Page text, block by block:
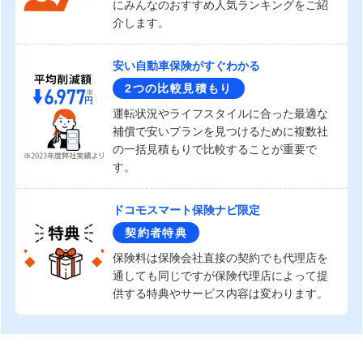
にみんなのおすすめ人気ランキングをご紹
介します。
安い自動車保険がすぐわかる
2つの比較見積もり
運転状況やライフスタイルに合った最適な
補償で安いプランを見つけるために複数社
の一括見積もりで比較することが重要で
す。
ドコモスマート保険ナビ限定
契約者特典
保険料は保険会社直接の契約でも代理店を
通しても同じですが保険代理店によって提
供する特典やサービス内容は変わります。